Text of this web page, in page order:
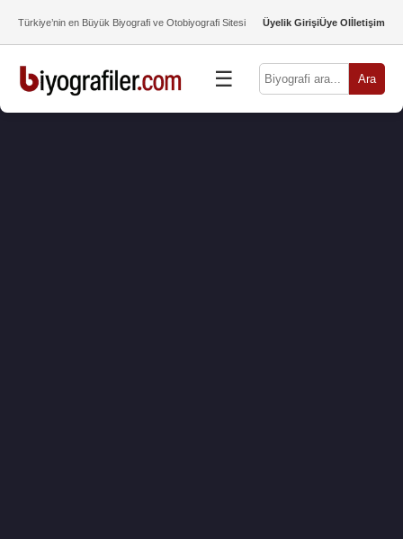
Türkiye’nin en Büyük Biyografi ve Otobiyografi Sitesi Üyelik GirişiÜye Olİletişim
☰ Ara